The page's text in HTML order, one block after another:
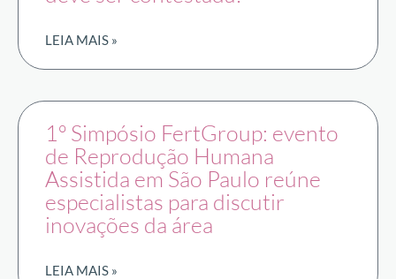
LEIA MAIS »
1º Simpósio FertGroup: evento
de Reprodução Humana
Assistida em São Paulo reúne
especialistas para discutir
inovações da área
LEIA MAIS »